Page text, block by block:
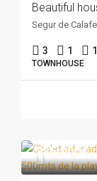
Beautiful
Segur de
3 1
TOWNHOUSE
285.000€